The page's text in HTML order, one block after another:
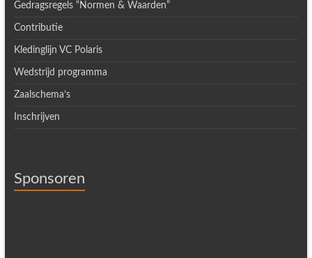
Gedragsregels “Normen & Waarden”
Contributie
Kledinglijn VC Polaris
Wedstrijd programma
Zaalschema’s
Inschrijven
Sponsoren